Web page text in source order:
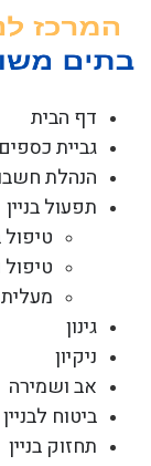
דף הבית
גביית כספים
הנהלת
תפעול בניין
טיפול
גינון
ניקיון
אב ושמירה
ביטוח לבניין
תחזוק בניין